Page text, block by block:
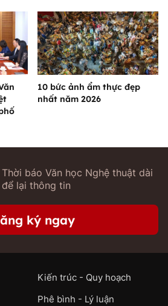
10 bức ảnh ẩm thực đẹp
nhất năm 2026
báo Văn học Nghệ thuật dài
lại thông tin
ký ngay
Kiến trúc - Quy hoạch
Phê bình - Lý luận